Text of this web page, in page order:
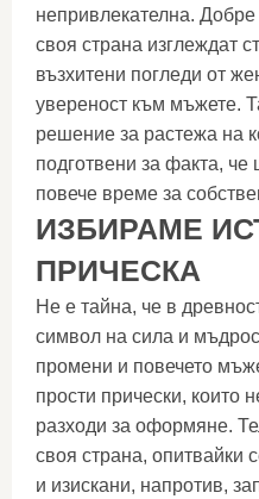
непривлекателна.
своя страна изглеждат
възхитени погледи от
увереност към мъжете.
решение за растежа на
подготвени за факта, че
повече време за
ИЗБИРАМЕ
ПРИЧЕСКА
Не е тайна, че в
символ на сила и
промени и повечето
прости прически, които
разходи за оформяне.
своя страна, опитвайки
и изискани, напротив,